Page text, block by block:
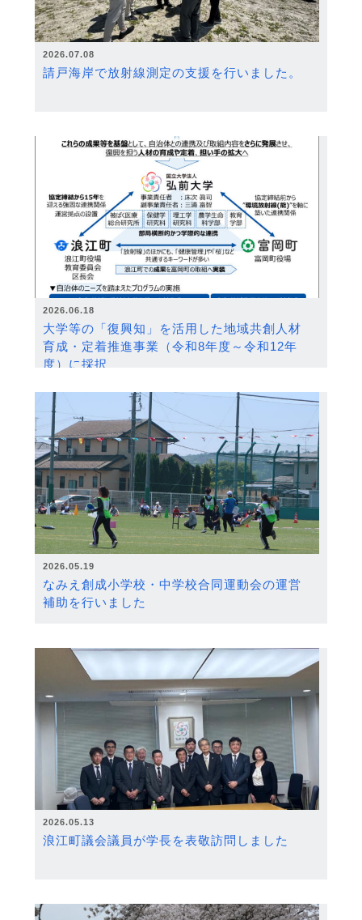
2026.07.08
請戸海岸で放射線測定の支援を行いました。
2026.06.18
大学等の「復興知」を活用した地域共創人材
育成・定着推進事業（令和8年度～令和12年
度）に採択
2026.05.19
なみえ創成小学校・中学校合同運動会の運営
補助を行いました
2026.05.13
浪江町議会議員が学長を表敬訪問しました